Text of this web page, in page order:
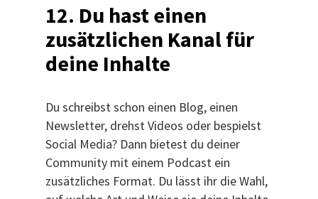
12. Du hast einen
zusätzlichen Kanal für
deine Inhalte
Du schreibst schon einen Blog, einen
Newsletter, drehst Videos oder bespielst
Social Media? Dann bietest du deiner
Community mit einem Podcast ein
zusätzliches Format. Du lässt ihr die Wahl,